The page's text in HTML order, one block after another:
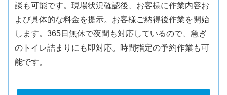
談も可能です。現場状況確認後、お客様に作業内容お
よび具体的な料金を提示。お客様ご納得後作業を開始
します。365日無休で夜間も対応しているので、急ぎ
のトイレ詰まりにも即対応。時間指定の予約作業も可
能です。